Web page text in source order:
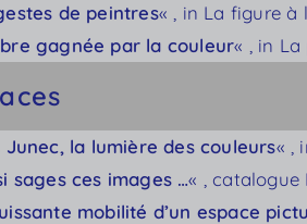
de peintres« , in La figure à
gagnée par la couleur« , in
Junec, la lumière des couleurs« ,
sages ces images …« , catalogue
mobilité d’un espace